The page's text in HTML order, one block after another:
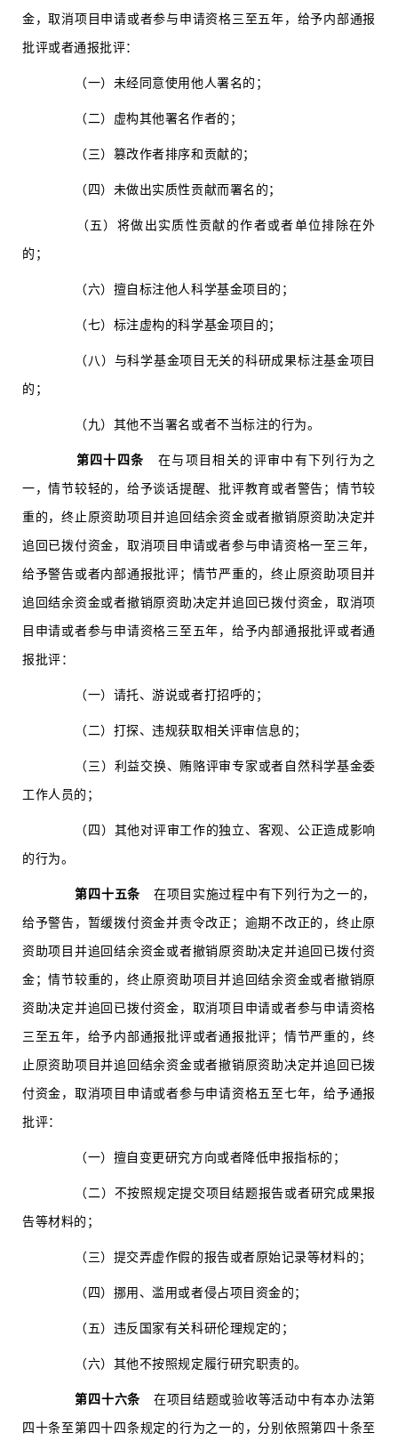
金，取消项目申请或者参与申请资格三至五年，给予内部通报
批评或者通报批评：
（一）未经同意使用他人署名的；
（二）虚构其他署名作者的；
（三）篡改作者排序和贡献的；
（四）未做出实质性贡献而署名的；
（五）将做出实质性贡献的作者或者单位排除在外
的；
（六）擅自标注他人科学基金项目的；
（七）标注虚构的科学基金项目的；
（八）与科学基金项目无关的科研成果标注基金项目
的；
（九）其他不当署名或者不当标注的行为。
第四十四条 在与项目相关的评审中有下列行为之
一，情节较轻的，给予谈话提醒、批评教育或者警告；情节较
重的，终止原资助项目并追回结余资金或者撤销原资助决定并
追回已拨付资金，取消项目申请或者参与申请资格一至三年，
给予警告或者内部通报批评；情节严重的，终止原资助项目并
追回结余资金或者撤销原资助决定并追回已拨付资金，取消项
目申请或者参与申请资格三至五年，给予内部通报批评或者通
报批评：
（一）请托、游说或者打招呼的；
（二）打探、违规获取相关评审信息的；
（三）利益交换、贿赂评审专家或者自然科学基金委
工作人员的；
（四）其他对评审工作的独立、客观、公正造成影响
的行为。
第四十五条 在项目实施过程中有下列行为之一的，
给予警告，暂缓拨付资金并责令改正；逾期不改正的，终止原
资助项目并追回结余资金或者撤销原资助决定并追回已拨付资
金；情节较重的，终止原资助项目并追回结余资金或者撤销原
资助决定并追回已拨付资金，取消项目申请或者参与申请资格
三至五年，给予内部通报批评或者通报批评；情节严重的，终
止原资助项目并追回结余资金或者撤销原资助决定并追回已拨
付资金，取消项目申请或者参与申请资格五至七年，给予通报
批评：
（一）擅自变更研究方向或者降低申报指标的；
（二）不按照规定提交项目结题报告或者研究成果报
告等材料的；
（三）提交弄虚作假的报告或者原始记录等材料的；
（四）挪用、滥用或者侵占项目资金的；
（五）违反国家有关科研伦理规定的；
（六）其他不按照规定履行研究职责的。
第四十六条 在项目结题或验收等活动中有本办法第
四十条至第四十四条规定的行为之一的，分别依照第四十条至